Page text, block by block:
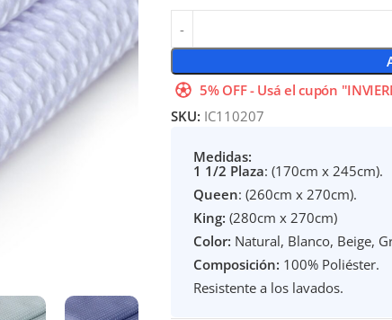
5% OFF - Usá el cupón
SKU: IC110207
Medidas:
1 1/2 Plaza: (170cm x 245cm).
Queen: (260cm x 270cm).
King: (280cm x 270cm)
Color: Natural, Blanco, Beige,
Composición: 100% Poliéster.
Resistente a los lavados.